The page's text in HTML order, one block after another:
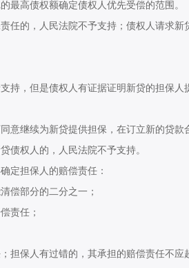
高债权额确定债权人优先受偿的范围。
的，人民法院不予支持；债权人请求新
，但是债权人有证据证明新贷的担保人
继续为新贷提供担保，在订立新的贷款
债权人的，人民法院不予支持。
定担保人的赔偿责任：
偿部分的二分之一；
责任；
保人有过错的，其承担的赔偿责任不应